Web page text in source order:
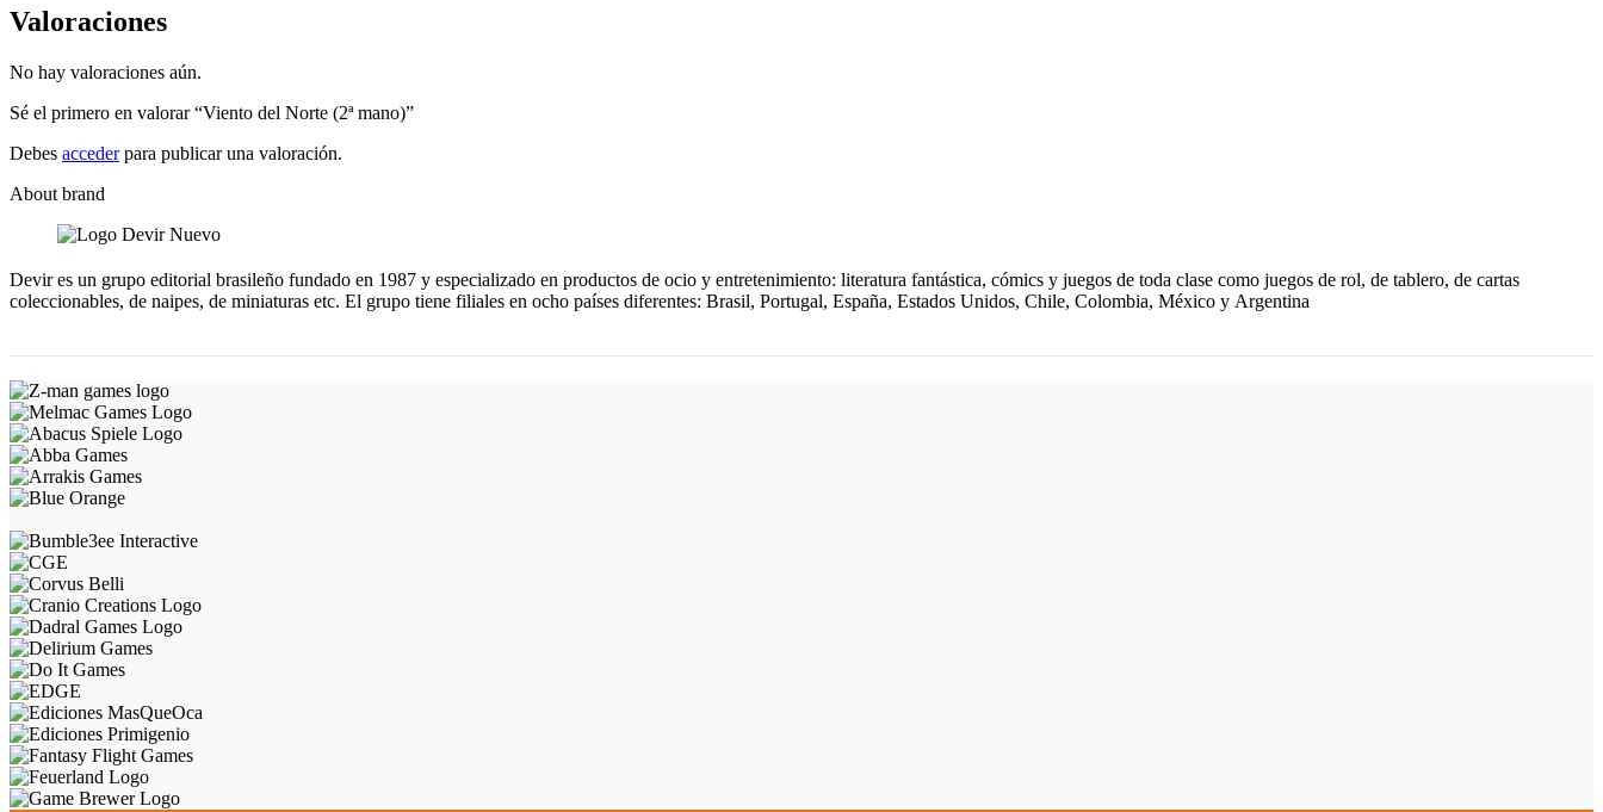
Valoraciones
No hay valoraciones aún.
Sé el primero en valorar “Viento del Norte (2ª mano)”
Debes accederpara publicar una valoración.
About brand
Devir es un grupo editorial brasileño fundado en 1987 y especializado en productos de ocio y entretenimiento: literatura fantástica, cómics y juegos de toda clase como juegos de rol, de tablero, de cartas
coleccionables, de naipes, de miniaturas etc. El grupo tiene filiales en ocho países diferentes: Brasil, Portugal, España, Estados Unidos, Chile, Colombia, México y Argentina